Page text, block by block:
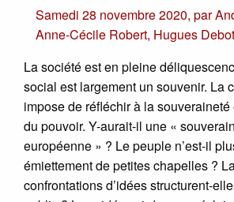
Samedi 28 novembre 2020, par
Anne-Cécile Robert, Hugues
La société est en pleine
social est largement un souvenir. La
impose de réfléchir à la
du pouvoir. Y-aurait-il une «
européenne » ? Le peuple n’est-il
émiettement de petites chapelles ?
confrontations d’idées structurent-